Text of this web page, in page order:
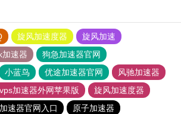
旋风加速度器
旋风加速
加速器
狗急加速器官网
小蓝鸟 优途加速器官网
风驰加速器
加速器外网苹果版
旋风加速度器
速器官网入口
原子加速器